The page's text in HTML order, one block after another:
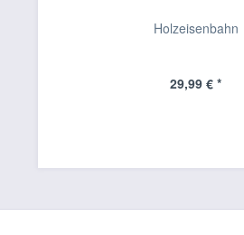
Holzeisenbahn
29,99 € *